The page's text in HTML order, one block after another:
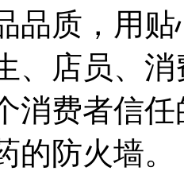
质，用
、店员、
费者信任
的防火墙。